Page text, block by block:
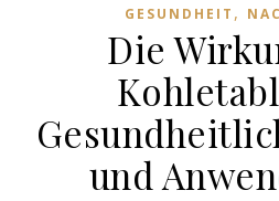
GESUNDHEIT ,
Die
und